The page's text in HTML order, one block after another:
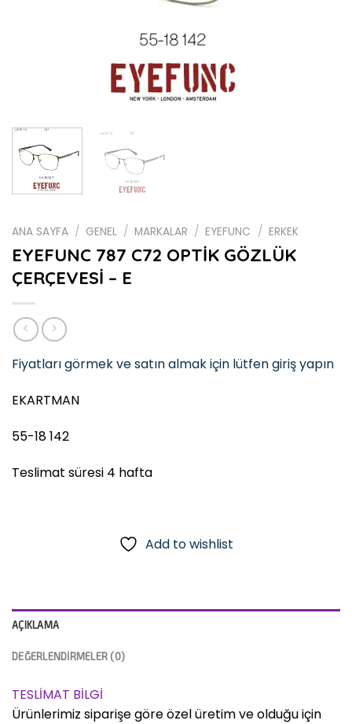
ANA SAYFA / GENEL / MARKALAR / EYEFUNC / ERKEK
EYEFUNC 787 C72 OPTİK GÖZLÜK
ÇERÇEVESİ – E
Fiyatları görmek ve satın almak için lütfen giriş yapın
EKARTMAN
55-18 142
Teslimat süresi 4 hafta
Add to wishlist
AÇIKLAMA
DEĞERLENDIRMELER (0)
TESLİMAT BİLGİ
Ürünlerimiz siparişe göre özel üretim ve olduğu için